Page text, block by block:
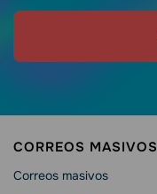
CORREOS MASIVOS
Correos masivos